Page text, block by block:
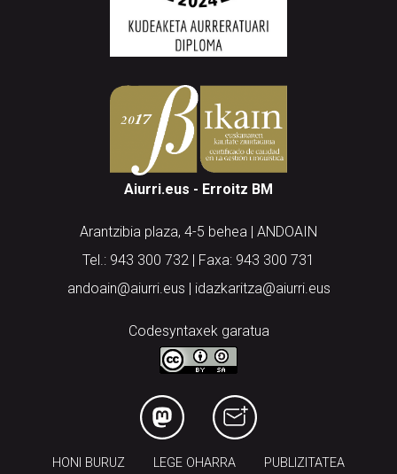
Aiurri.eus - Erroitz BM
Arantzibia plaza, 4-5 behea | ANDOAIN
Tel.: 943 300 732 | Faxa: 943 300 731
andoain@aiurri.eus | idazkaritza@aiurri.eus
Codesyntaxek garatua
HONI BURUZ LEGE OHARRA PUBLIZITATEA